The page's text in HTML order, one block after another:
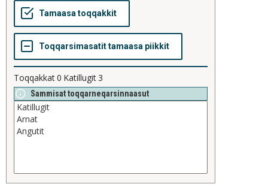
Toqqakkat0 Katillugit3
Sammisat toqqarneqarsinnaasut